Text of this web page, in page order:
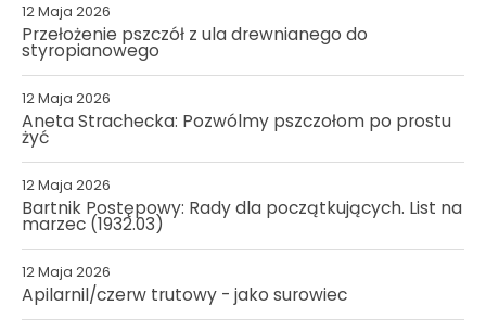
12 Maja 2026
Przełożenie pszczół z ula drewnianego do
styropianowego
12 Maja 2026
Aneta Strachecka: Pozwólmy pszczołom po prostu
żyć
12 Maja 2026
Bartnik Postępowy: Rady dla początkujących. List na
marzec (1932.03)
12 Maja 2026
Apilarnil/czerw trutowy - jako surowiec